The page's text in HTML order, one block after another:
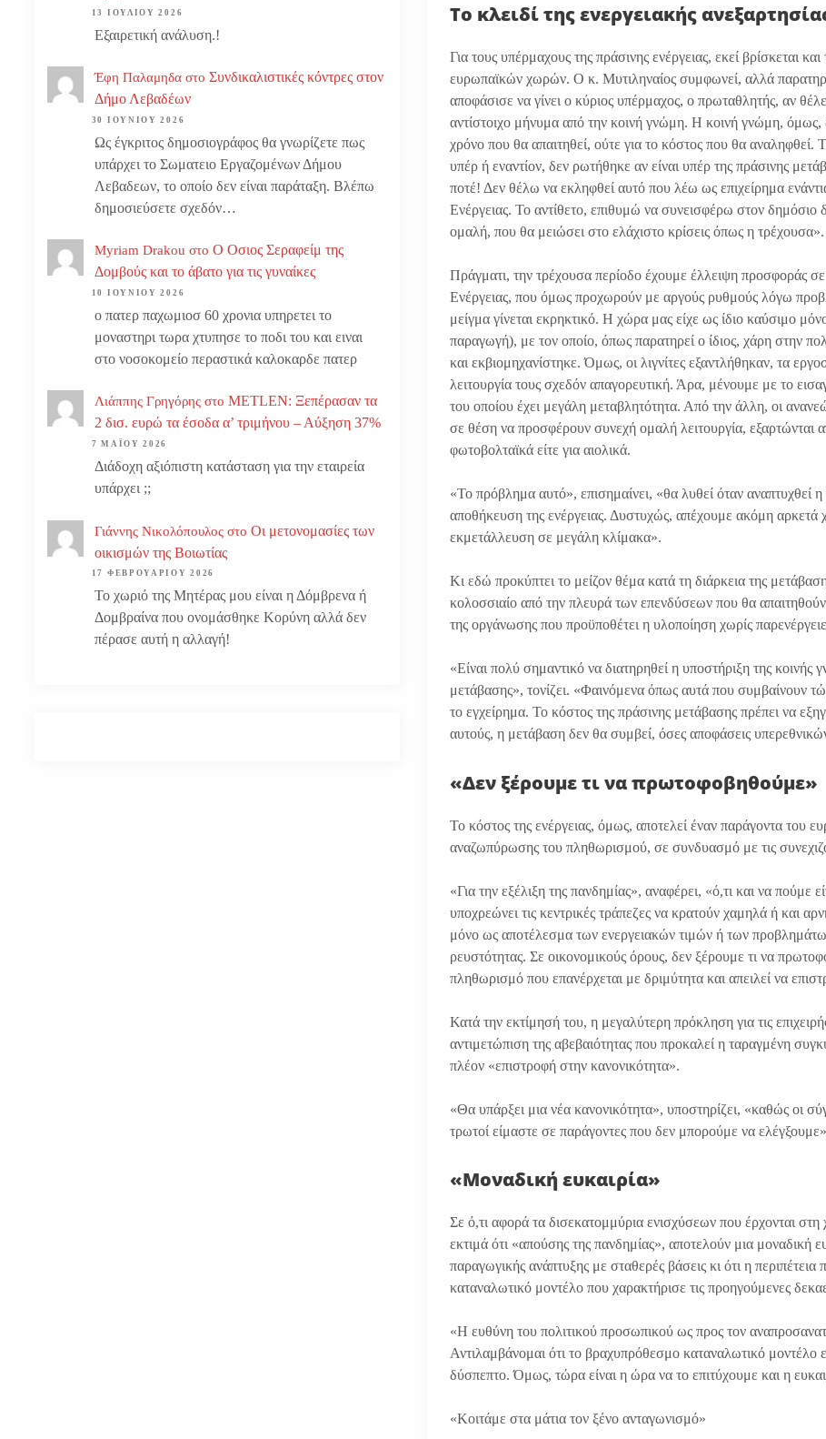
Το κλειδί της ενεργειακής
Για τους υπέρμαχους της πράσινης ενέργειας, εκεί βρίσκεται
ευρωπαϊκών χωρών. Ο κ. Μυτιληναίος συμφωνεί, αλλά
αποφάσισε να γίνει ο κύριος υπέρμαχος, ο πρωταθλητής, αν
αντίστοιχο μήνυμα από την κοινή γνώμη. Η κοινή γνώμη, όμως,
χρόνο που θα απαιτηθεί, ούτε για το κόστος που θα
υπέρ ή εναντίον, δεν ρωτήθηκε αν είναι υπέρ της πράσινης
ποτέ! Δεν θέλω να εκληφθεί αυτό που λέω ως επιχείρημα
Ενέργειας. Το αντίθετο, επιθυμώ να συνεισφέρω στον δημόσιο
ομαλή, που θα μειώσει στο ελάχιστο κρίσεις όπως η τρέχουσα».
Πράγματι, την τρέχουσα περίοδο έχουμε έλλειψη προσφοράς
Ενέργειας, που όμως προχωρούν με αργούς ρυθμούς λόγω
μείγμα γίνεται εκρηκτικό. Η χώρα μας είχε ως ίδιο καύσιμο
παραγωγή), με τον οποίο, όπως παρατηρεί ο ίδιος, χάρη στην
και εκβιομηχανίστηκε. Όμως, οι λιγνίτες εξαντλήθηκαν, τα
λειτουργία τους σχεδόν απαγορευτική. Άρα, μένουμε με το
του οποίου έχει μεγάλη μεταβλητότητα. Από την άλλη, οι
σε θέση να προσφέρουν συνεχή ομαλή λειτουργία, εξαρτώνται
φωτοβολταϊκά είτε για αιολικά.
«Το πρόβλημα αυτό», επισημαίνει, «θα λυθεί όταν αναπτυχθεί
αποθήκευση της ενέργειας. Δυστυχώς, απέχουμε ακόμη αρκετά
εκμετάλλευση σε μεγάλη κλίμακα».
Κι εδώ προκύπτει το μείζον θέμα κατά τη διάρκεια της
κολοσσιαίο από την πλευρά των επενδύσεων που θα
της οργάνωσης που προϋποθέτει η υλοποίηση χωρίς
«Είναι πολύ σημαντικό να διατηρηθεί η υποστήριξη της
μετάβασης», τονίζει. «Φαινόμενα όπως αυτά που συμβαίνουν
το εγχείρημα. Το κόστος της πράσινης μετάβασης πρέπει να
αυτούς, η μετάβαση δεν θα συμβεί, όσες αποφάσεις
«Δεν ξέρουμε τι να πρωτοφοβηθούμε»
Το κόστος της ενέργειας, όμως, αποτελεί έναν παράγοντα του
αναζωπύρωσης του πληθωρισμού, σε συνδυασμό με τις
«Για την εξέλιξη της πανδημίας», αναφέρει, «ό,τι και να πούμε
υποχρεώνει τις κεντρικές τράπεζες να κρατούν χαμηλά ή και
μόνο ως αποτέλεσμα των ενεργειακών τιμών ή των
ρευστότητας. Σε οικονομικούς όρους, δεν ξέρουμε τι να
πληθωρισμό που επανέρχεται με δριμύτητα και απειλεί να
Κατά την εκτίμησή του, η μεγαλύτερη πρόκληση για τις
αντιμετώπιση της αβεβαιότητας που προκαλεί η ταραγμένη
πλέον «επιστροφή στην κανονικότητα».
«Θα υπάρξει μια νέα κανονικότητα», υποστηρίζει, «καθώς οι
τρωτοί είμαστε σε παράγοντες που δεν μπορούμε να
«Μοναδική ευκαιρία»
Σε ό,τι αφορά τα δισεκατομμύρια ενισχύσεων που έρχονται
εκτιμά ότι «απούσης της πανδημίας», αποτελούν μια μοναδική
παραγωγικής ανάπτυξης με σταθερές βάσεις κι ότι η
καταναλωτικό μοντέλο που χαρακτήρισε τις προηγούμενες
«Η ευθύνη του πολιτικού προσωπικού ως προς τον
Αντιλαμβάνομαι ότι το βραχυπρόθεσμο καταναλωτικό μοντέλο
δύσπεπτο. Όμως, τώρα είναι η ώρα να το επιτύχουμε και η
«Κοιτάμε στα μάτια τον ξένο ανταγωνισμό»
13 ΙΟΥΛΊΟΥ 2026
Εξαιρετική ανάλυση.!
Έφη Παλαμηδα στο Συνδικαλιστικές κόντρες στον
Δήμο Λεβαδέων
30 ΙΟΥΝΊΟΥ 2026
Ως έγκριτος δημοσιογράφος θα γνωρίζετε πως
υπάρχει το Σωματειο Εργαζομένων Δήμου
Λεβαδεων, το οποίο δεν είναι παράταξη. Βλέπω
δημοσιεύσετε σχεδόν…
Myriam Drakou στο Ο Οσιος Σεραφείμ της
Δομβούς και το άβατο για τις γυναίκες
10 ΙΟΥΝΊΟΥ 2026
ο πατερ παχωμιοσ 60 χρονια υπηρετει το
μοναστηρι τωρα χτυπησε το ποδι του και ειναι
στο νοσοκομείο περαστικά καλοκαρδε πατερ
Λιάππης Γρηγόρης στο METLEN: Ξεπέρασαν τα
2 δισ. ευρώ τα έσοδα α’ τριμήνου – Αύξηση 37%
7 ΜΑΪ́ΟΥ 2026
Διάδοχη αξιόπιστη κατάσταση για την εταιρεία
υπάρχει ;;
Γιάννης Νικολόπουλος στο Οι μετονομασίες των
οικισμών της Βοιωτίας
17 ΦΕΒΡΟΥΑΡΊΟΥ 2026
Το χωριό της Μητέρας μου είναι η Δόμβρενα ή
Δομβραίνα που ονομάσθηκε Κορύνη αλλά δεν
πέρασε αυτή η αλλαγή!